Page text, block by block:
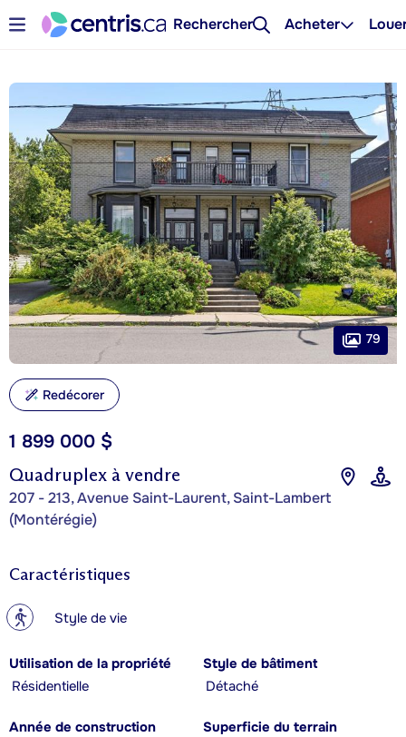
Rechercher Acheter
Quadruplex à vendre
207 - 213, Avenue Saint-Laurent, Saint-Lambert
(Montérégie)
1 899 000 $
79
Redécorer
Caractéristiques
? Style de vie
Utilisation de la propriété
Résidentielle
Style de bâtiment
Détaché
Année de construction
Superficie du terrain